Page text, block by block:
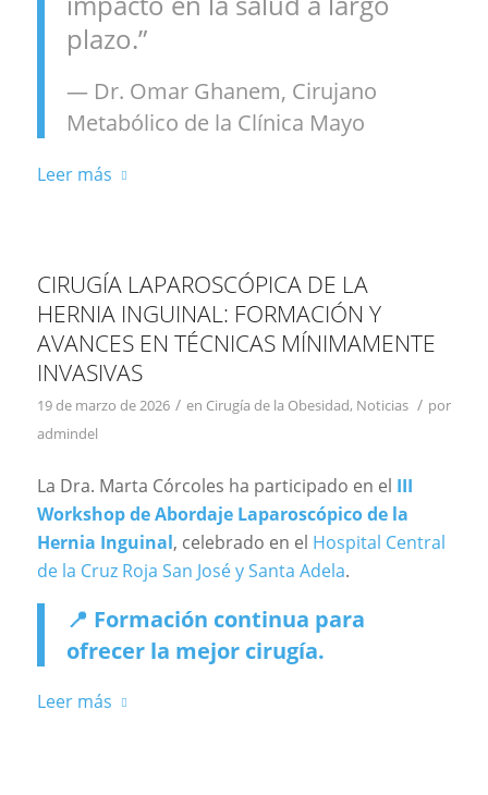
plazo.”
— Dr. Omar Ghanem, Cirujano
Metabólico de la Clínica Mayo
Leer más
CIRUGÍA LAPAROSCÓPICA DE LA
HERNIA INGUINAL: FORMACIÓN Y
AVANCES EN TÉCNICAS MÍNIMAMENTE
INVASIVAS
19 de marzo de 2026 / en Cirugía de la Obesidad, Noticias / por
admindel
La Dra. Marta Córcoles ha participado en el III
Workshop de Abordaje Laparoscópico de la
Hernia Inguinal, celebrado en el Hospital Central
de la Cruz Roja San José y Santa Adela.
📍 Formación continua para
ofrecer la mejor cirugía.
Leer más